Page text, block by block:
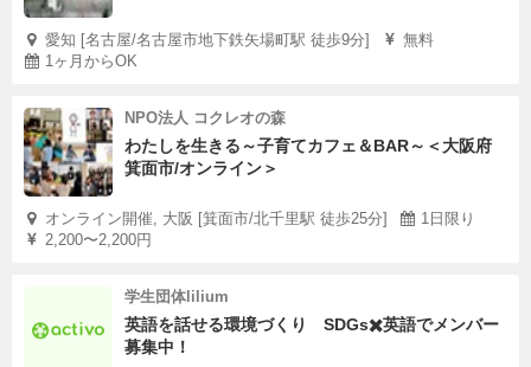
愛知 [名古屋/名古屋市地下鉄矢場町駅 徒歩9分]
無料
1ヶ月からOK
NPO法人 コクレオの森
わたしを生きる～子育てカフェ＆BAR～＜大阪府
箕面市/オンライン＞
オンライン開催, 大阪 [箕面市/北千里駅 徒歩25分]
1日限り
2,200〜2,200円
学生団体lilium
英語を話せる環境づくり SDGs✖️英語でメンバー
募集中！